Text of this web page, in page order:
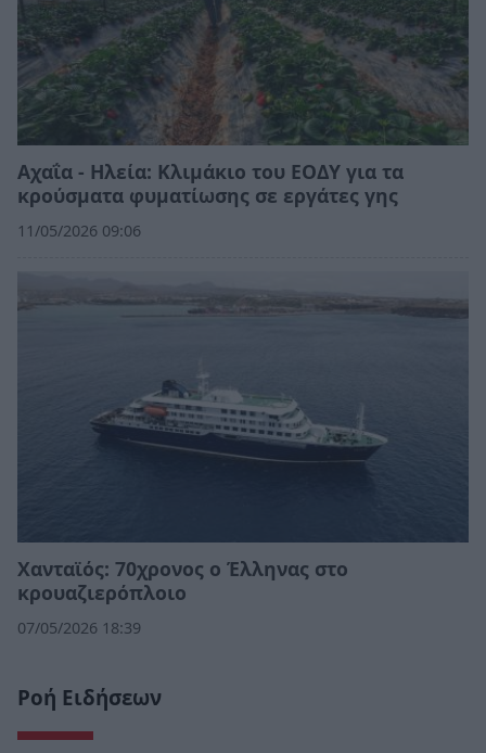
Αχαΐα - Ηλεία: Κλιμάκιο του ΕΟΔΥ για τα
κρούσματα φυματίωσης σε εργάτες γης
11/05/2026 09:06
Χανταϊός: 70χρονος ο Έλληνας στο
κρουαζιερόπλοιο
07/05/2026 18:39
Ροή Ειδήσεων